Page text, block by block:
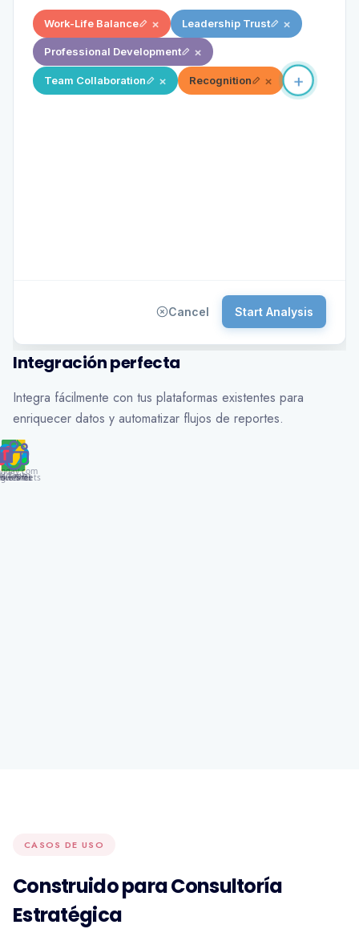
Work-Life Balance × Leadership Trust ×
Professional Development ×
Team Collaboration × Recognition ×
Cancel Start Analysis
Integración perfecta
Integra fácilmente con tus plataformas existentes para
enriquecer datos y automatizar flujos de reportes.
Tools
BI
Sheets
Teams
CASOS DE USO
Construido para Consultoría
Estratégica